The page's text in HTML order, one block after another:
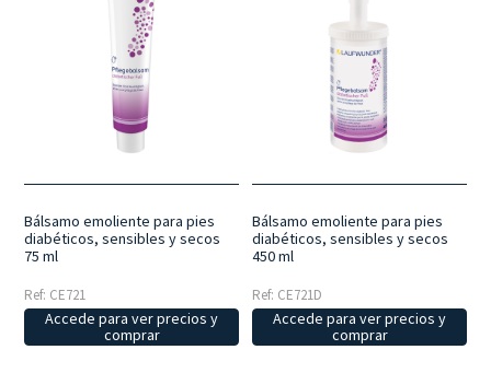
Bálsamo emoliente para pies
diabéticos, sensibles y secos
75 ml
Ref: CE721
Accede para ver precios y
comprar
Bálsamo emoliente para pies
diabéticos, sensibles y secos
450 ml
Ref: CE721D
Accede para ver precios y
comprar